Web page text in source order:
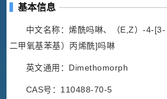
基本信息
中文名称：烯酰吗啉、（E,Z）-4-
二甲氧基苯基）丙烯酰]吗啉
英文通用：Dimethomorph
CAS号：110488-70-5